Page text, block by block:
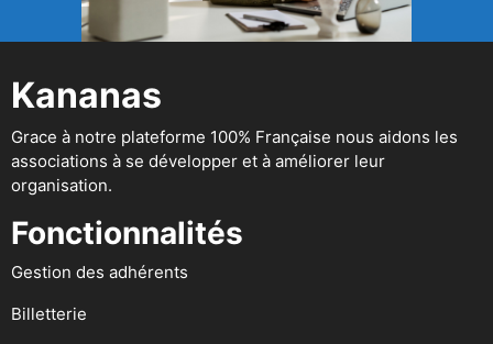
Kananas
Grace à notre plateforme 100% Française nous aidons les
associations à se développer et à améliorer leur
organisation.
Fonctionnalités
Gestion des adhérents
Billetterie